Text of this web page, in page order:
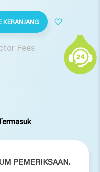
KERANJANG
Fees
PEMERIKSAAN.